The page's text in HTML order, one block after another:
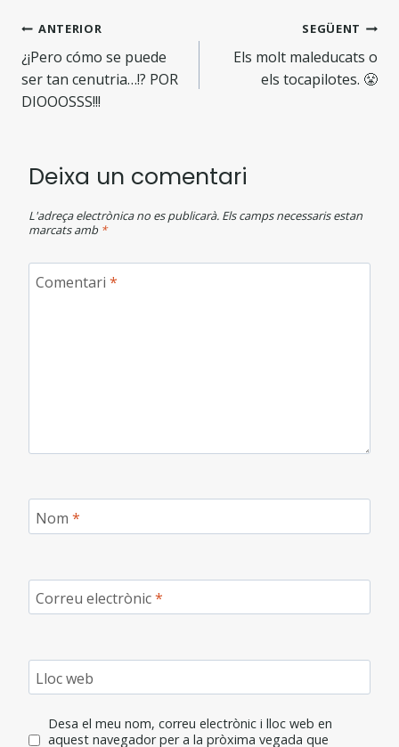
ANTERIOR
¿¡Pero cómo se puede
ser tan cenutria…!? POR
DIOOOSSS!!!
SEGÜENT
Els molt maleducats o
els tocapilotes. 😤
Deixa un comentari
L'adreça electrònica no es publicarà. Els camps necessaris estan
marcats amb *
Comentari *
Nom *
Correu electrònic*
Lloc web
Desa el meu nom, correu electrònic i lloc web en
aquest navegador per a la pròxima vegada que